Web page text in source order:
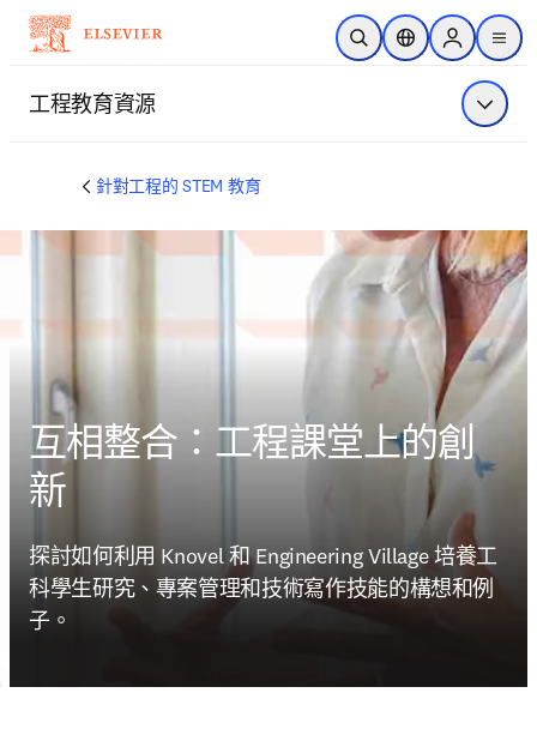
跳到主要內容
公開搜尋位置選擇器Sign in to
menu
工程教育資源 顯示選
針對工程的 STEM 教育
互相整合：工程課堂上的創
新
探討如何利用 Knovel 和 Engineering Village 培養工
科學生研究、專案管理和技術寫作技能的構想和例
子。